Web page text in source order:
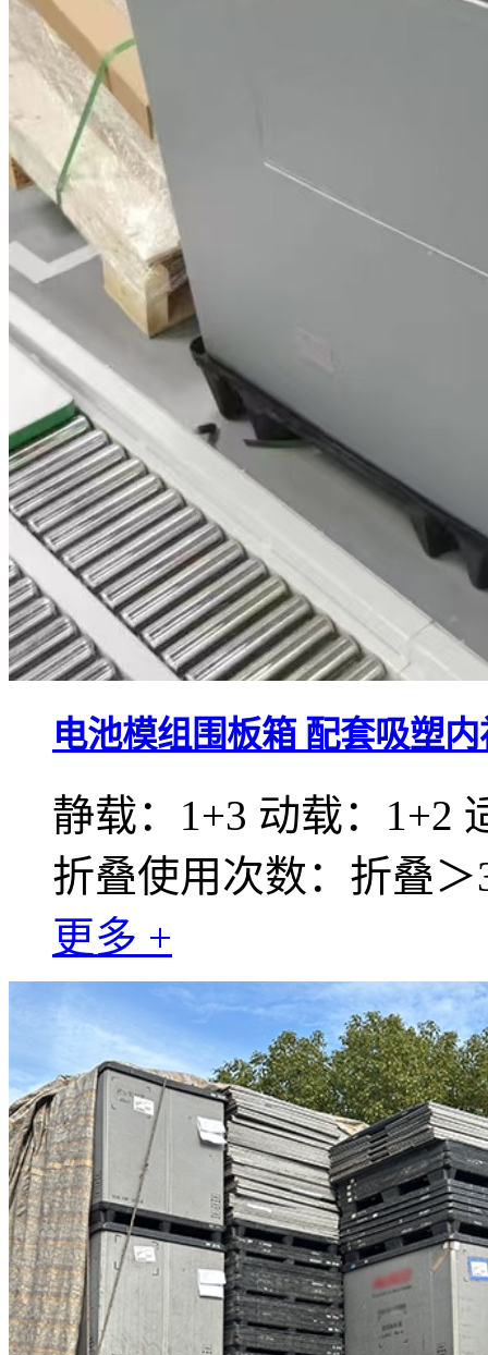
电池模组围板箱 配套吸塑内
静载：1+3 动载：
折叠使用次数：折叠＞
更多 +